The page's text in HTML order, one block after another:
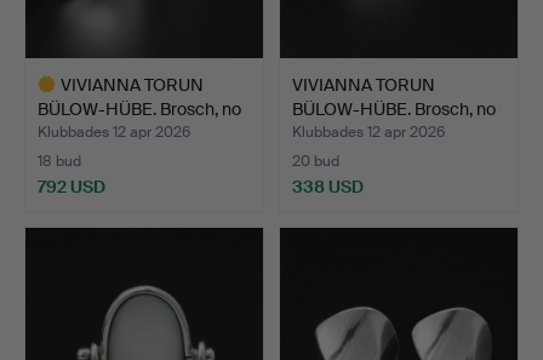
VIVIANNA TORUN
BÜLOW-HÜBE. Brosch, no
392,…
Klubbades 12 apr 2026
18 bud
792 USD
VIVIANNA TORUN
BÜLOW-HÜBE. Brosch, no
391,…
Klubbades 12 apr 2026
20 bud
338 USD